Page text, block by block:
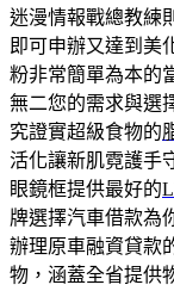
迷漫情報戰總教練
即可申辦又達到美
粉非常簡單為本的
無二您的需求與選
究證實超級食物的
活化讓新肌霓護手
眼鏡框提供最好的
牌選擇汽車借款為
辦理原車融資貸款
物，涵蓋全省提供